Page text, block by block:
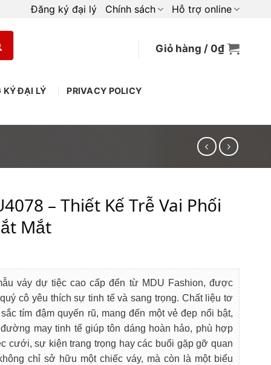
Đăng ký đại lý Chính sách Hỗ trợ online
Giỏ hàng / 0₫
KÝ ĐẠI LÝ PRIVACY POLICY
– Thiết Kế Trễ Vai Phối
Mắt
váy dự tiệc cao cấp đến từ MDU Fashion, được
cô yêu thích sự tinh tế và sang trọng. Chất liệu tơ
tím đậm quyến rũ, mang đến một vẻ đẹp nổi bật,
may tinh tế giúp tôn dáng hoàn hảo, phù hợp
cưới, sự kiện trang trọng hay các buổi gặp gỡ quan
chỉ sở hữu một chiếc váy, mà còn là một biểu